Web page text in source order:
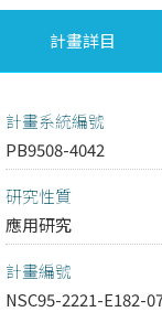
計畫詳目
計畫系統編號
PB9508-4042
研究性質
應用研究
計畫編號
NSC95-2221-E182-